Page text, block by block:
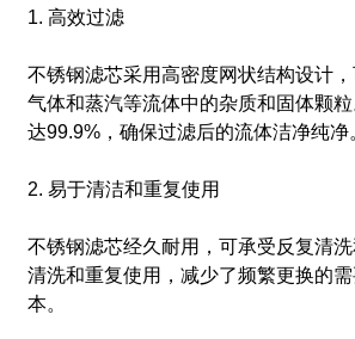
1. 高效过滤
不锈钢滤芯采用高密度网状结构设计，
气体和蒸汽等流体中的杂质和固体颗
达99.9%，确保过滤后的流体洁净纯净
2. 易于清洁和重复使用
不锈钢滤芯经久耐用，可承受反复清
清洗和重复使用，减少了频繁更换的
本。